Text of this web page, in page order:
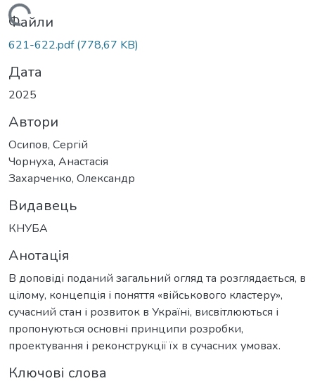
Вантажиться...
Файли
621-622.pdf(778,67 KB)
Дата
2025
Автори
Осипов, Сергій
Чорнуха, Анастасія
Захарченко, Олександр
Видавець
КНУБА
Анотація
В доповіді поданий загальний огляд та розглядається, в
цілому, концепція і поняття «військового кластеру»,
сучасний стан і розвиток в Україні, висвітлюються і
пропонуються основні принципи розробки,
проектування і реконструкції їх в сучасних умовах.
Ключові слова